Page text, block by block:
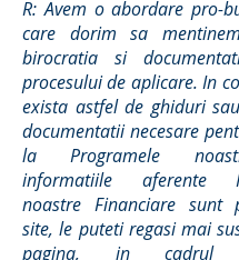
R: Avem o abordare pro-
care dorim sa
birocratia si
procesului de aplicare. In
exista astfel de ghiduri
documentatii necesare
la Programele
informatiile aferente
noastre Financiare sunt
site, le puteti regasi mai
pagina, in cadrul